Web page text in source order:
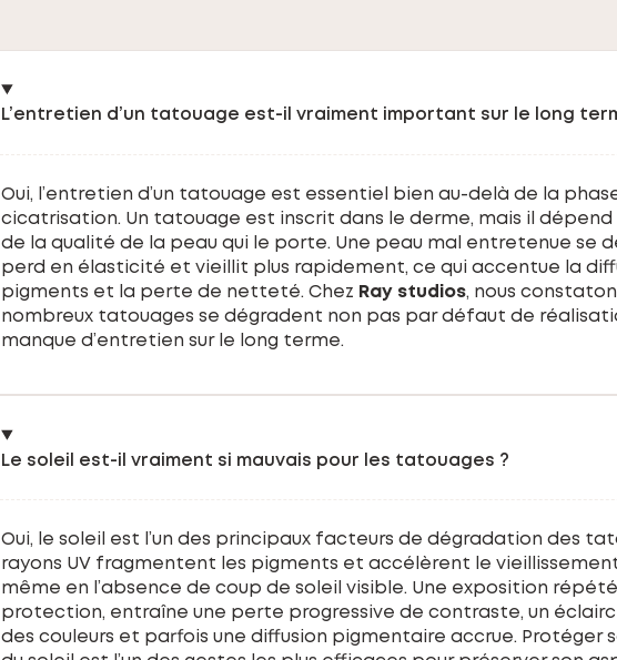
L’entretien d’un tatouage est-il vraiment important sur le long
Oui, l’entretien d’un tatouage est essentiel bien au-delà de la
cicatrisation. Un tatouage est inscrit dans le derme, mais il
de la qualité de la peau qui le porte. Une peau mal entretenue se
perd en élasticité et vieillit plus rapidement, ce qui accentue la
pigments et la perte de netteté. Chez Ray studios, nous
nombreux tatouages se dégradent non pas par défaut de
manque d’entretien sur le long terme.
Le soleil est-il vraiment si mauvais pour les tatouages ?
Oui, le soleil est l’un des principaux facteurs de dégradation des
rayons UV fragmentent les pigments et accélèrent le
même en l’absence de coup de soleil visible. Une exposition
protection, entraîne une perte progressive de contraste, un
des couleurs et parfois une diffusion pigmentaire accrue. Protéger